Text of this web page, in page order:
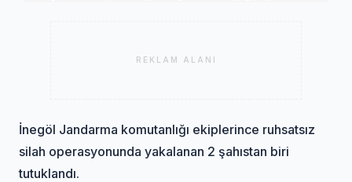
REKLAM ALANI
İnegöl Jandarma komutanlığı ekiplerince ruhsatsız
silah operasyonunda yakalanan 2 şahıstan biri
tutuklandı.